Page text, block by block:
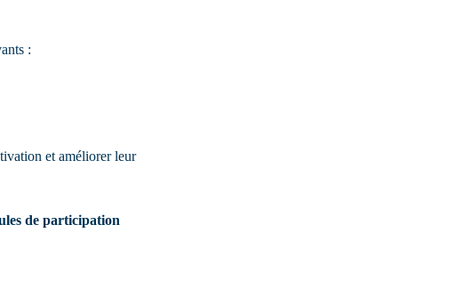
:
et améliorer leur
de participation